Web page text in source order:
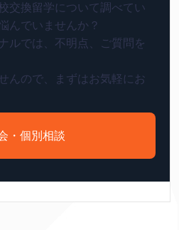
交換留学について調べてい
んでいませんか？
ルでは、不明点、ご質問を
んので、まずはお気軽にお
・個別相談